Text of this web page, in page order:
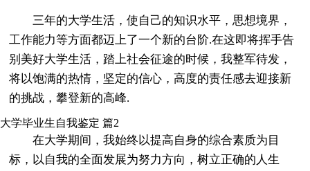
三年的大学生活，使自己的知识水平，思想境界，
工作能力等方面都迈上了一个新的台阶.在这即将挥手告
别美好大学生活，踏上社会征途的时候，我整军待发，
将以饱满的热情，坚定的信心，高度的责任感去迎接新
的挑战，攀登新的高峰.
大学毕业生自我鉴定 篇2
在大学期间，我始终以提高自身的综合素质为目
标，以自我的全面发展为努力方向，树立正确的人生